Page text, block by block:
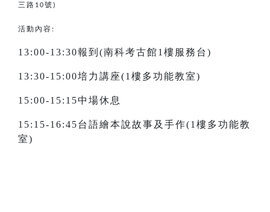
三路 10號 )
活動內容:
13:00-13:30報到(南科考古館1樓服務台)
13:30-15:00培力講座(1樓多功能教室)
15:00-15:15中場休息
15:15-16:45台語繪本說故事及手作(1樓多功能教
室)